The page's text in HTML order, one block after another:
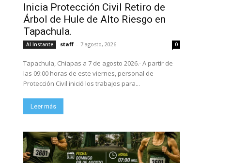
Inicia Protección Civil Retiro de
Árbol de Hule de Alto Riesgo en
Tapachula.
Al Instante staff - 7 agosto, 2026 0
Tapachula, Chiapas a 7 de agosto 2026.- A partir de
las 09:00 horas de este viernes, personal de
Protección Civil inició los trabajos para...
Leer más